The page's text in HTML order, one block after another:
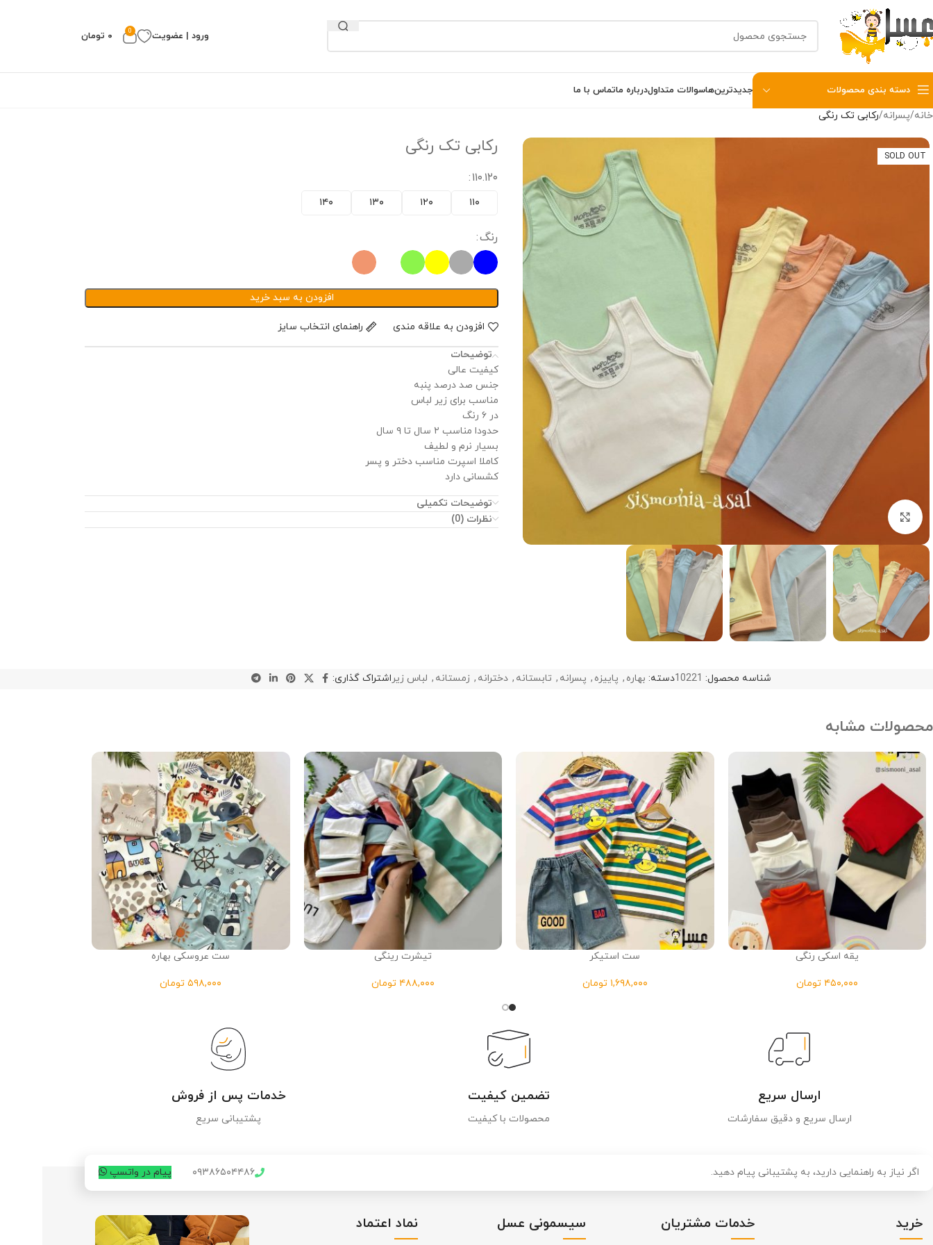
ورود | عضویت 0 ۰ تومان
دسته بندی محصولات جدیدترین‌هاسوالات متداولدرباره ماتماس با ما
خانه پسرانه رکابی تک رنگی
SOLD OUT
Click to enlarge
رکابی تک رنگی
۱۱۰.۱۲۰
۱۱۰ ۱۲۰ ۱۳۰ ۱۴۰
رنگ
افزودن به سبد خرید
افزودن به علاقه مندی راهنمای انتخاب سایز
توضیحات
کیفیت عالی
جنس صد درصد پنبه
مناسب برای زیر لباس
در ۶ رنگ
حدودا مناسب ۲ سال تا ۹ سال
بسیار نرم و لطیف
کاملا اسپرت مناسب دختر و پسر
کشسانی دارد
توضیحات تکمیلی
نظرات (0)
شناسه محصول: 10221دسته: بهاره , پاییزه , پسرانه , تابستانه , دخترانه , زمستانه , لباس زیراشتراک گذاری:
محصولات مشابه
یقه اسکی رنگی
تومان
ست استیکر
تومان
تیشرت رینگی
تومان
ست عروسکی بهاره
تومان
ارسال سریع
ارسال سریع و دقیق سفارشات
تضمین کیفیت
محصولات با کیفیت
خدمات پس از فروش
پشتیبانی سریع
اگر نیاز به راهنمایی دارید، به پشتیبانی پیام دهید. ۰۹۳۸۶۵۰۴۴۸۶ پیام در واتسپ
خرید خدمات مشتریان سیسمونی عسل نماد اعتماد